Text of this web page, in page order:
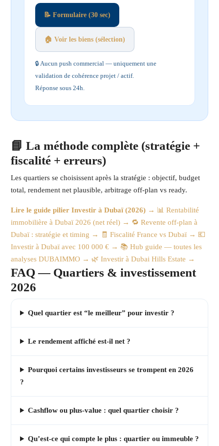
📝 Formulaire (30 sec)
🏠 Voir les biens (sélection)
🔒 Aucun push commercial — uniquement une
validation de cohérence projet / actif.
Réponse sous 24h.
📘 La méthode complète (stratégie +
fiscalité + erreurs)
Les quartiers se choisissent après la stratégie : objectif, budget
total, rendement net plausible, arbitrage off-plan vs ready.
Lire le guide pilier Investir à Dubaï (2026) →
📊 Rentabilité
immobilière à Dubaï 2026 (net réel) → 🔁 Revente off-plan à
Dubaï : stratégie et timing →
🧾 Fiscalité France vs Dubaï → 💶
Investir à Dubaï avec 100 000 € → 📚 Hub guide — toutes les
analyses DUBAIMMO → 🌿 Investir à Dubai Hills Estate →
FAQ — Quartiers & investissement
2026
Quel quartier est “le meilleur” pour investir ?
Le rendement affiché est-il net ?
Pourquoi certains investisseurs se trompent en 2026
?
Cashflow ou plus-value : quel quartier choisir ?
Qu’est-ce qui compte le plus : quartier ou immeuble ?